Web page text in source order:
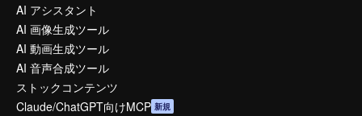
AI アシスタント
AI 画像生成ツール
AI 動画生成ツール
AI 音声合成ツール
ストックコンテンツ
Claude/ChatGPT向けMCP 新規